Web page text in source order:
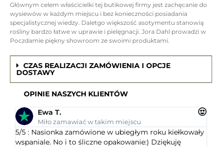
Głównym celem właścicielki tej butikowej firmy jest zachęcanie do
wysiewów w każdym miejscu i bez konieczności posiadania
specjalistycznej wiedzy. Daletgo większość asotymentu stanowią
rośliny bardzo łatwe w uprawie i pielęgnacji. Jora Dahl prowadzi w
Poczdamie piękny showroom ze swoimi produktami.
CZAS REALIZACJI ZAMÓWIENIA I OPCJE
DOSTAWY
OPINIE NASZYCH KLIENTÓW
Ewa T.
Miło zamawiać w takim miejscu
5/5 : Nasionka zamówione w ubiegłym roku kiełkowały
wspaniale. No i to śliczne opakowanie:) Dziękuję